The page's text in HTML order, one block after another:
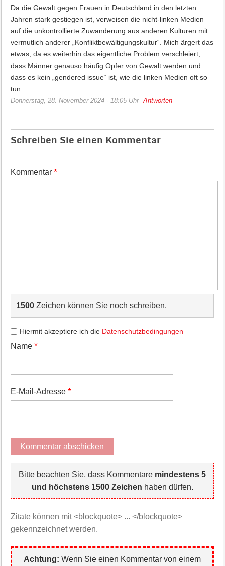
Da die Gewalt gegen Frauen in Deutschland in den letzten
Jahren stark gestiegen ist, verweisen die nicht-linken Medien
auf die unkontrollierte Zuwanderung aus anderen Kulturen mit
vermutlich anderer „Konfliktbewältigungskultur“. Mich ärgert das
etwas, da es weiterhin das eigentliche Problem verschleiert,
dass Männer genauso häufig Opfer von Gewalt werden und
dass es kein „gendered issue“ ist, wie die linken Medien oft so
tun.
Donnerstag, 28. November 2024 - 18:05 Uhr Antworten
Schreiben Sie einen Kommentar
Kommentar *
1500Zeichen können Sie noch schreiben.
Hiermit akzeptiere ich die Datenschutzbedingungen
Name *
E-Mail-Adresse *
Bitte beachten Sie, dass Kommentare mindestens 5
und höchstens 1500 Zeichen haben dürfen.
Zitate können mit <blockquote> ... </blockquote>
gekennzeichnet werden.
Achtung: Wenn Sie einen Kommentar von einem